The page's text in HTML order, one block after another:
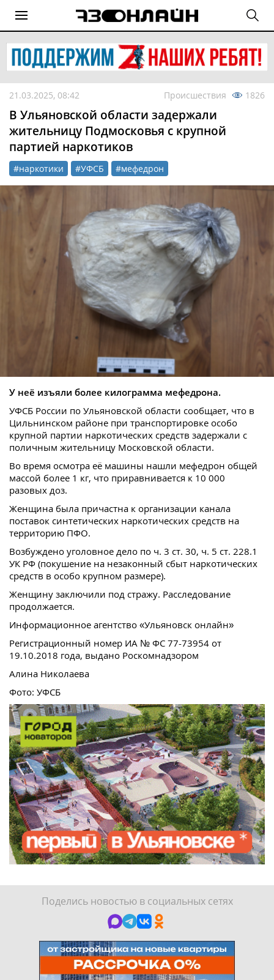
21.03.2025, 08:42 Происшествия 1826
В Ульяновской области задержали
жительницу Подмосковья с крупной
партией наркотиков
#наркотики #УФСБ #мефедрон
У неё изъяли более килограмма мефедрона.
УФСБ России по Ульяновской области сообщает, что в
Цильнинском районе при транспортировке особо
крупной партии наркотических средств задержали с
поличным жительницу Московской области.
Во время осмотра её машины нашли мефедрон общей
массой более 1 кг, что приравнивается к 10 000
разовых доз.
Женщина была причастна к организации канала
поставок синтетических наркотических средств на
территорию ПФО.
Возбуждено уголовное дело по ч. 3 ст. 30, ч. 5 ст. 228.1
УК РФ (покушение на незаконный сбыт наркотических
средств в особо крупном размере).
Женщину заключили под стражу. Расследование
продолжается.
Информационное агентство «Ульяновск онлайн»
Регистрационный номер ИА № ФС 77-73954 от
19.10.2018 года, выдано Роскомнадзором
Алина Николаева
Фото: УФСБ
Поделись новостью в социальных сетях